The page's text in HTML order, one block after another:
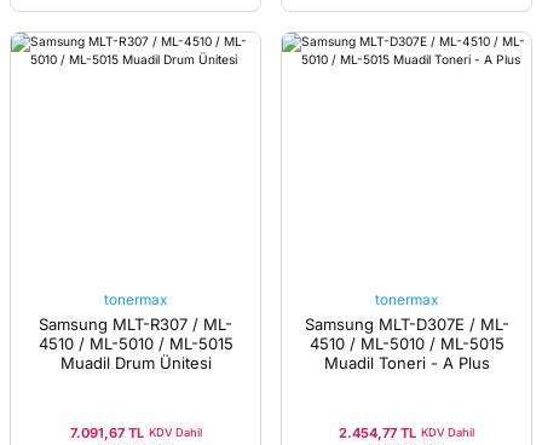
tonermax
Samsung MLT-R307 / ML-
4510 / ML-5010 / ML-5015
Muadil Drum Ünitesi
7.091,67 TL KDV Dahil
tonermax
Samsung MLT-D307E / ML-
4510 / ML-5010 / ML-5015
Muadil Toneri - A Plus
2.454,77 TL KDV Dahil